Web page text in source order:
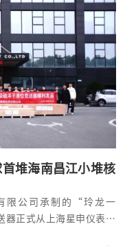
堆海南昌江小堆核
限公司承制的“玲龙一
正式从上海星申仪表制